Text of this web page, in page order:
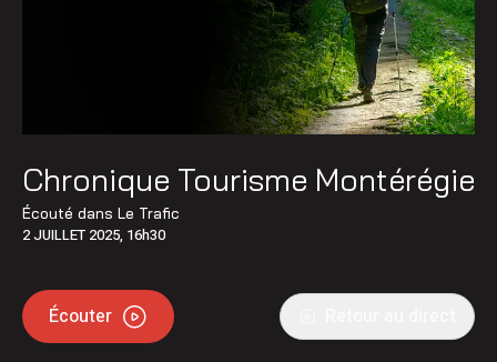
Chronique Tourisme Montérégie
Écouté dans Le Trafic
2 JUILLET 2025, 16h30
Écouter